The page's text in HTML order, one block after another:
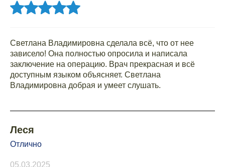
Светлана Владимировна сделала всё, что от нее
зависело! Она полностью опросила и написала
заключение на операцию. Врач прекрасная и всё
доступным языком объясняет. Светлана
Владимировна добрая и умеет слушать.
Леся
Отлично
05.03.2025